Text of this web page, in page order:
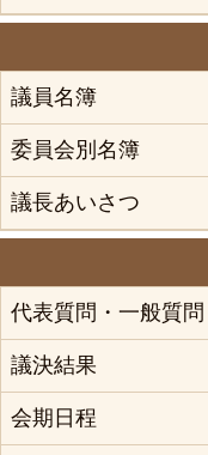
議員名簿
委員会別名簿
議長あいさつ
代表質問・一般質問
議決結果
会期日程